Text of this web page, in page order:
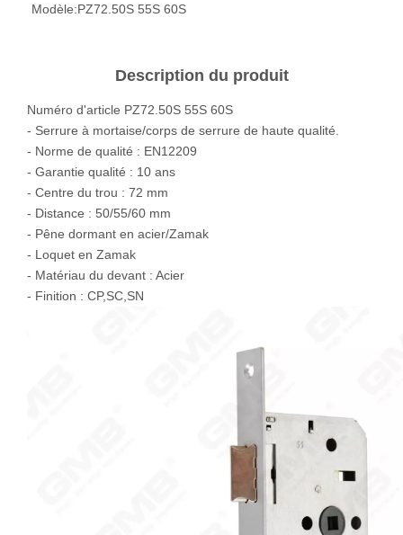
Modèle:PZ72.50S 55S 60S
Description du produit
Numéro d'article PZ72.50S 55S 60S
- Serrure à mortaise/corps de serrure de haute qualité.
- Norme de qualité : EN12209
- Garantie qualité : 10 ans
- Centre du trou : 72 mm
- Distance : 50/55/60 mm
- Pêne dormant en acier/Zamak
- Loquet en Zamak
- Matériau du devant : Acier
- Finition : CP,SC,SN